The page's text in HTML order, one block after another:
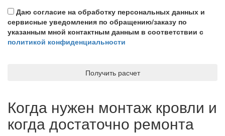
Даю согласие на обработку персональных данных и
сервисные уведомления по обращению/заказу по
указанным мной контактным данным в соответствии с
политикой конфиденциальности
Получить расчет
Когда нужен монтаж кровли и
когда достаточно ремонта